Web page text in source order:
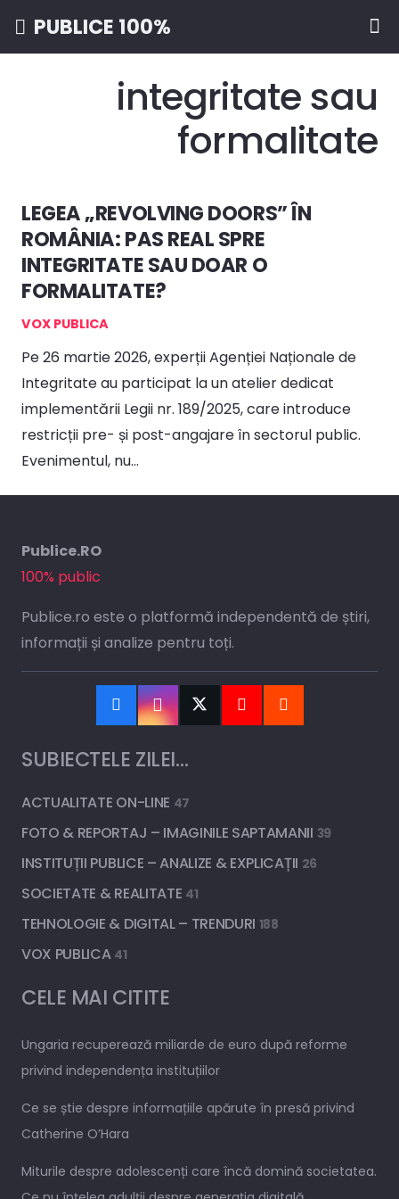
PUBLICE 100%
integritate sau
formalitate
LEGEA „REVOLVING DOORS” ÎN
ROMÂNIA: PAS REAL SPRE
INTEGRITATE SAU DOAR O
FORMALITATE?
VOX PUBLICA
Pe 26 martie 2026, experții Agenției Naționale de
Integritate au participat la un atelier dedicat
implementării Legii nr. 189/2025, care introduce
restricții pre- și post-angajare în sectorul public.
Evenimentul, nu…
Publice.RO
100% public
Publice.ro este o platformă independentă de știri,
informații și analize pentru toți.
SUBIECTELE ZILEI…
ACTUALITATE ON-LINE 47
FOTO & REPORTAJ – IMAGINILE SAPTAMANII 39
INSTITUȚII PUBLICE – ANALIZE & EXPLICAȚII 26
SOCIETATE & REALITATE 41
TEHNOLOGIE & DIGITAL – TRENDURI 188
VOX PUBLICA 41
CELE MAI CITITE
Ungaria recuperează miliarde de euro după reforme
privind independența instituțiilor
Ce se știe despre informațiile apărute în presă privind
Catherine O’Hara
Miturile despre adolescenți care încă domină societatea.